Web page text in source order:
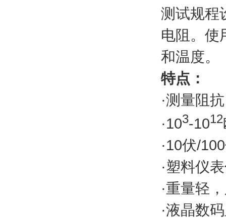
测试规程
电阻。使
和温度。
特点：
·测量阻
·103-1012
·10伏/
·塑料仪
·重量轻
·液晶数